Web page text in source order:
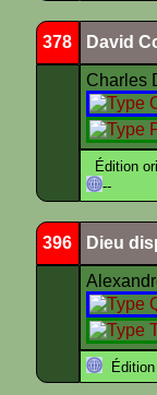
378 David
Charles
Édition
--
396 Dieu